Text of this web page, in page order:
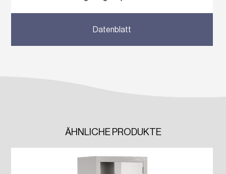
Datenblatt
ÄHNLICHE PRODUKTE